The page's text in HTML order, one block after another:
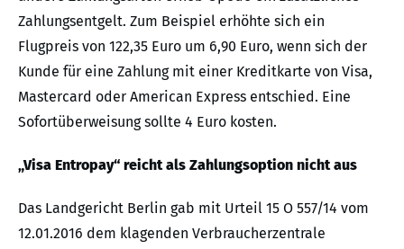
Zahlungsentgelt. Zum Beispiel erhöhte sich ein
Flugpreis von 122,35 Euro um 6,90 Euro, wenn sich der
Kunde für eine Zahlung mit einer Kreditkarte von Visa,
Mastercard oder American Express entschied. Eine
Sofortüberweisung sollte 4 Euro kosten.
„Visa Entropay“ reicht als Zahlungsoption nicht aus
Das Landgericht Berlin gab mit Urteil 15 O 557/14 vom
12.01.2016 dem klagenden Verbraucherzentrale